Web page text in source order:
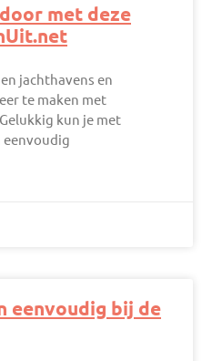
met deze
jachthavens en
te maken met
kun je met
eenvoudig
eenvoudig bij de